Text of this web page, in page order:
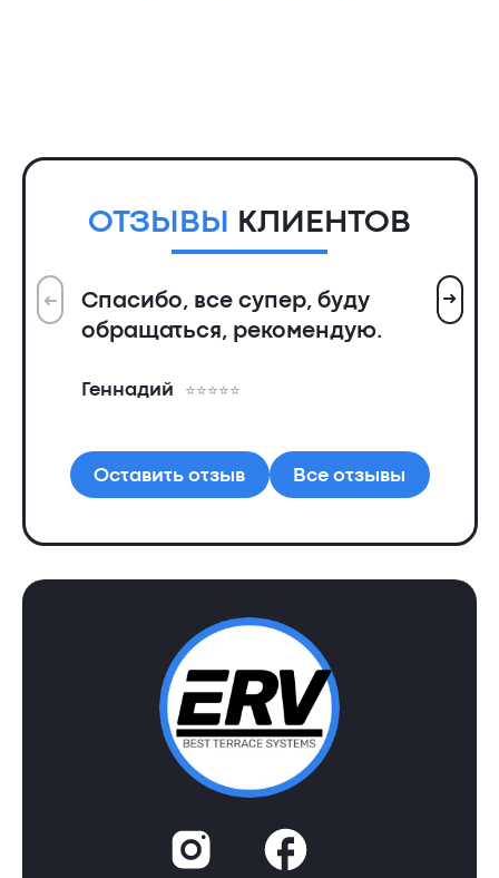
ОТЗЫВЫ КЛИЕНТОВ
Спасибо, все супер, буду
обращаться, рекомендую.
Геннадий
➜ ➜
Оставить отзыв Все отзывы